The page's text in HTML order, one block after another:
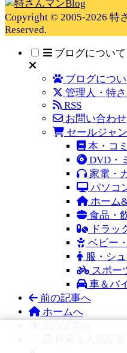
Copyright © 2005-2026 特
Reserved.
ブログについて
ブログにつ
管理人・特
RSS
お問い合わせ
セールジャ
本・コ
DVD・
家電・
パソコ
ホーム
食品・
ドラッ
ベビー
服・シ
スポー
車＆バ
前の記事へ
ホームへ